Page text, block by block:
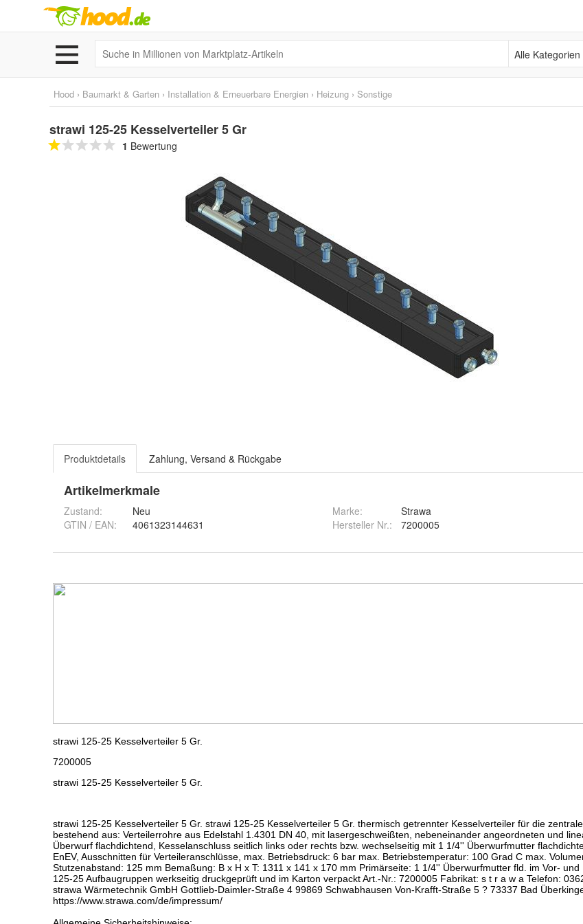
Alle Kategorien
Hood › Baumarkt & Garten › Installation & Erneuerbare Energien › Heizung › Sonstige
strawi 125-25 Kesselverteiler 5 Gr
1 Bewertung
Produktdetails Zahlung, Versand & Rückgabe
Artikelmerkmale
Zustand:
Neu
GTIN / EAN:
4061323144631
Marke:
Strawa
Hersteller Nr.:
7200005